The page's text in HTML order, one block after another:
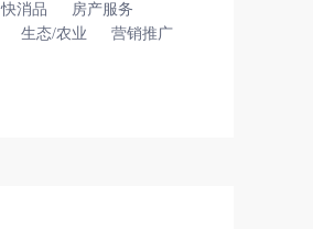
快消品
房产服务
生态/农业
营销推广